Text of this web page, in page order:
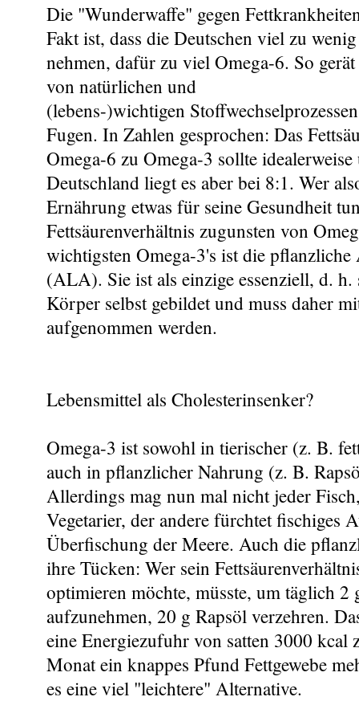
Die "Wunderwaffe" gegen
Fakt ist, dass die Deutschen viel zu
nehmen, dafür zu viel Omega-6. So
von natürlichen und
(lebens-)wichtigen
Fugen. In Zahlen gesprochen: Das
Omega-6 zu Omega-3 sollte
Deutschland liegt es aber bei 8:1. Wer
Ernährung etwas für seine Gesundheit
Fettsäurenverhältnis zugunsten von
wichtigsten Omega-3's ist die
(ALA). Sie ist als einzige essenziell, d.
Körper selbst gebildet und muss daher
aufgenommen werden.
Lebensmittel als Cholesterinsenker?
Omega-3 ist sowohl in tierischer (z. B.
auch in pflanzlicher Nahrung (z. B.
Allerdings mag nun mal nicht jeder
Vegetarier, der andere fürchtet fischiges
Überfischung der Meere. Auch die
ihre Tücken: Wer sein
optimieren möchte, müsste, um täglich
aufzunehmen, 20 g Rapsöl verzehren.
eine Energiezufuhr von satten 3000 kcal
Monat ein knappes Pfund Fettgewebe
es eine viel "leichtere" Alternative.